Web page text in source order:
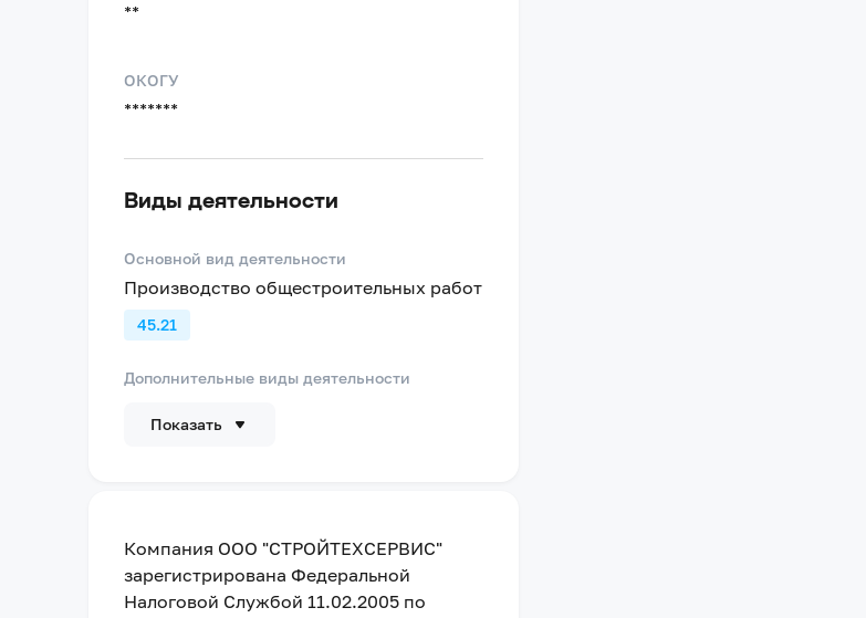
**
ОКОГУ
*******
Виды деятельности
Основной вид деятельности
Производство общестроительных работ
45.21
Дополнительные виды деятельности
Показать
Компания ООО "СТРОЙТЕХСЕРВИС"
зарегистрирована Федеральной
Налоговой Службой 11.02.2005 по